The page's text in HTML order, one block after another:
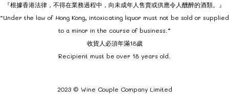
『根據香港法律，不得在業務過程中，向未成年人售賣或供應令人醺醉的酒類。』
“Under the law of Hong Kong, intoxicating liquor must not be sold or supplied
to a minor in the course of business.”
收貨人必須年滿18歲
Recipient must be over 18 years old.
2023 © Wine Couple Company Limited